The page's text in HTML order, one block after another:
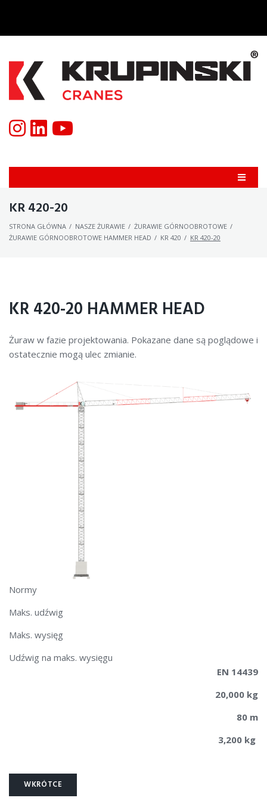
KR 420-20
STRONA GŁÓWNA / NASZE ŻURAWIE / ŻURAWIE GÓRNOOBROTOWE /
ŻURAWIE GÓRNOOBROTOWE HAMMER HEAD / KR 420 / KR 420-20
KR 420-20 HAMMER HEAD
Żuraw w fazie projektowania. Pokazane dane są poglądowe i
ostatecznie mogą ulec zmianie.
Normy
Maks. udźwig
Maks. wysięg
Udźwig na maks. wysięgu
EN 14439
20,000 kg
80 m
3,200 kg
WKRÓTCE